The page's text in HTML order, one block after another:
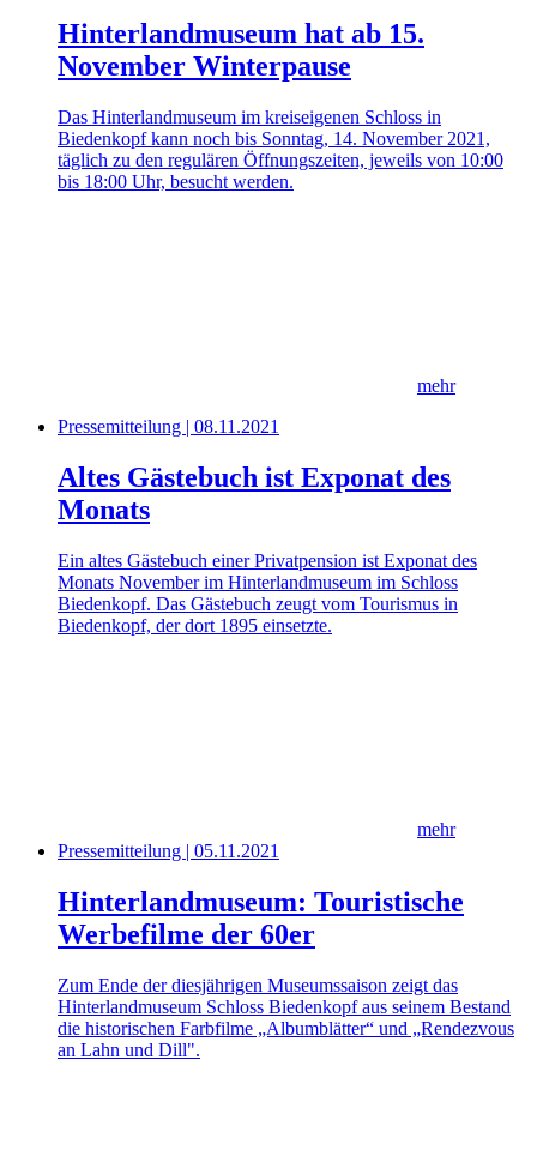
Hinterlandmuseum hat ab 15.
November Winterpause
Das Hinterlandmuseum im kreiseigenen Schloss in
Biedenkopf kann noch bis Sonntag, 14. November 2021,
täglich zu den regulären Öffnungszeiten, jeweils von 10:00
bis 18:00 Uhr, besucht werden.
mehr
Pressemitteilung | 08.11.2021
Altes Gästebuch ist Exponat des
Monats
Ein altes Gästebuch einer Privatpension ist Exponat des
Monats November im Hinterlandmuseum im Schloss
Biedenkopf. Das Gästebuch zeugt vom Tourismus in
Biedenkopf, der dort 1895 einsetzte.
mehr
Pressemitteilung | 05.11.2021
Hinterlandmuseum: Touristische
Werbefilme der 60er
Zum Ende der diesjährigen Museumssaison zeigt das
Hinterlandmuseum Schloss Biedenkopf aus seinem Bestand
die historischen Farbfilme „Albumblätter“ und „Rendezvous
an Lahn und Dill".